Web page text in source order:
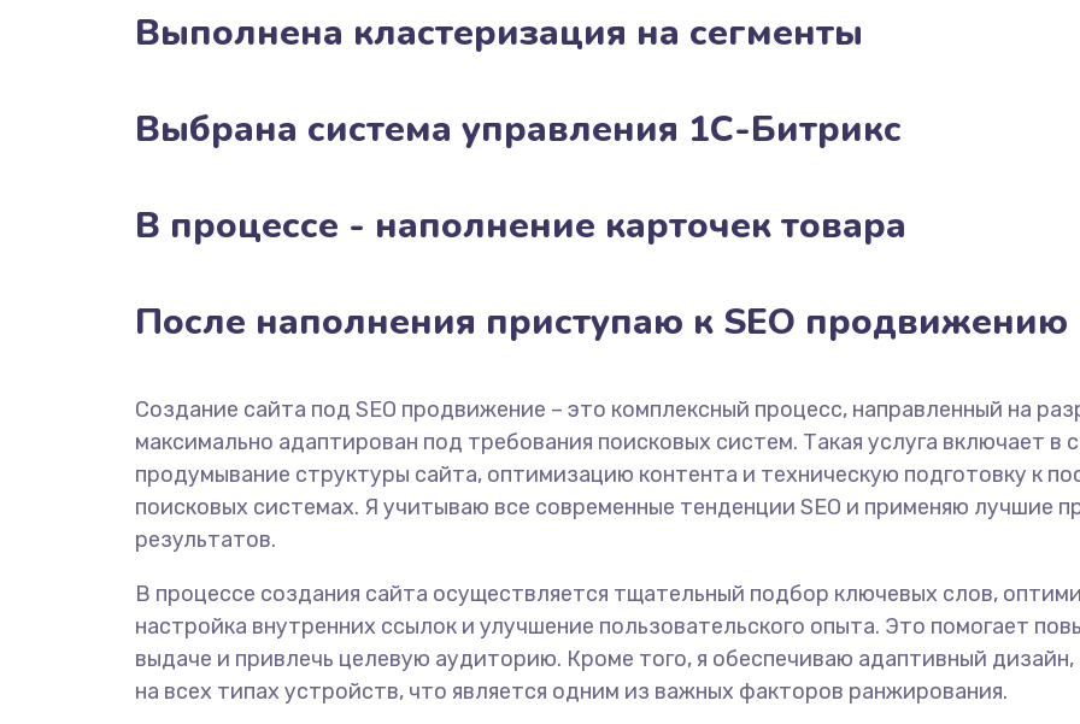
Выполнена кластеризация на сегменты
Выбрана система управления 1С-Битрикс
В процессе - наполнение карточек товара
После наполнения приступаю к SEO продвижению
Создание сайта под SEO продвижение – это комплексный процесс, направленный на
максимально адаптирован под требования поисковых систем. Такая услуга включает в
продумывание структуры сайта, оптимизацию контента и техническую подготовку к
поисковых системах. Я учитываю все современные тенденции SEO и применяю лучшие
результатов.
В процессе создания сайта осуществляется тщательный подбор ключевых слов,
настройка внутренних ссылок и улучшение пользовательского опыта. Это помогает
выдаче и привлечь целевую аудиторию. Кроме того, я обеспечиваю адаптивный
на всех типах устройств, что является одним из важных факторов ранжирования.